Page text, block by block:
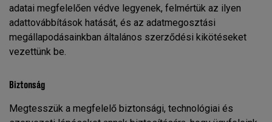
adatai megfelelően védve legyenek, felmértük az ilyen
adattovábbítások hatását, és az adatmegosztási
megállapodásainkban általános szerződési kikötéseket
vezettünk be.
Biztonság
Megtesszük a megfelelő biztonsági, technológiai és